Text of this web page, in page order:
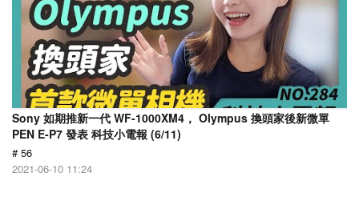
Sony 如期推新一代 WF-1000XM4， Olympus 換頭家後新微單
PEN E-P7 發表 科技小電報 (6/11)
# 56
2021-06-10 11:24